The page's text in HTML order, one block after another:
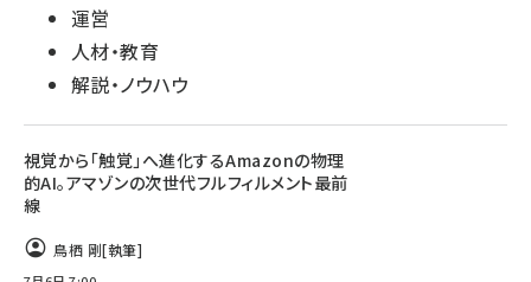
運営
人材・教育
解説・ノウハウ
視覚から「触覚」へ進化するAmazonの物理
的AI。アマゾンの次世代フルフィルメント最前
線
鳥栖 剛[執筆]